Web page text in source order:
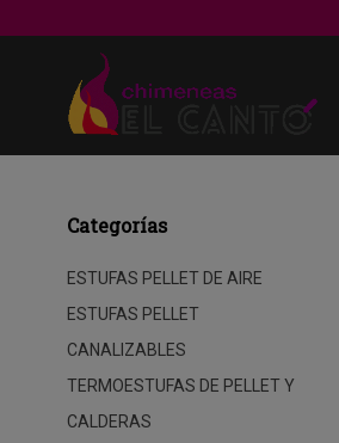
Categorías
ESTUFAS PELLET DE AIRE
ESTUFAS PELLET
CANALIZABLES
TERMOESTUFAS DE PELLET Y
CALDERAS